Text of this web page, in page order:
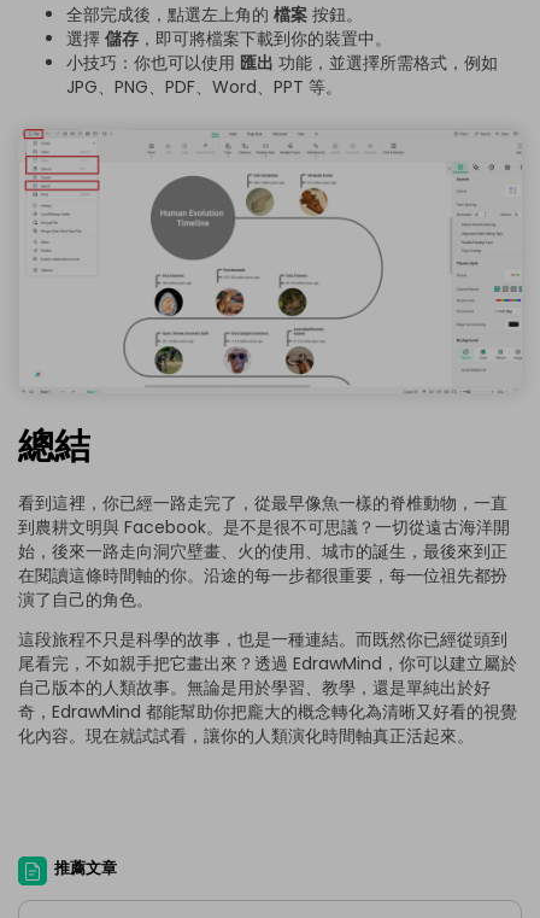
全部完成後，點選左上角的 檔案 按鈕。
選擇 儲存 ，即可將檔案下載到你的裝置中。
小技巧：你也可以使用 匯出 功能，並選擇所需格式，例如
JPG、PNG、PDF、Word、PPT 等。
總結
看到這裡，你已經一路走完了，從最早像魚一樣的脊椎動物，一直
到農耕文明與 Facebook。是不是很不可思議？一切從遠古海洋開
始，後來一路走向洞穴壁畫、火的使用、城市的誕生，最後來到正
在閱讀這條時間軸的你。沿途的每一步都很重要，每一位祖先都扮
演了自己的角色。
這段旅程不只是科學的故事，也是一種連結。而既然你已經從頭到
尾看完，不如親手把它畫出來？透過 EdrawMind，你可以建立屬於
自己版本的人類故事。無論是用於學習、教學，還是單純出於好
奇，EdrawMind 都能幫助你把龐大的概念轉化為清晰又好看的視覺
化內容。現在就試試看，讓你的人類演化時間軸真正活起來。
推薦文章